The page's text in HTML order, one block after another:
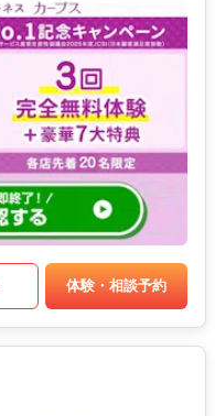
体験・相談予約